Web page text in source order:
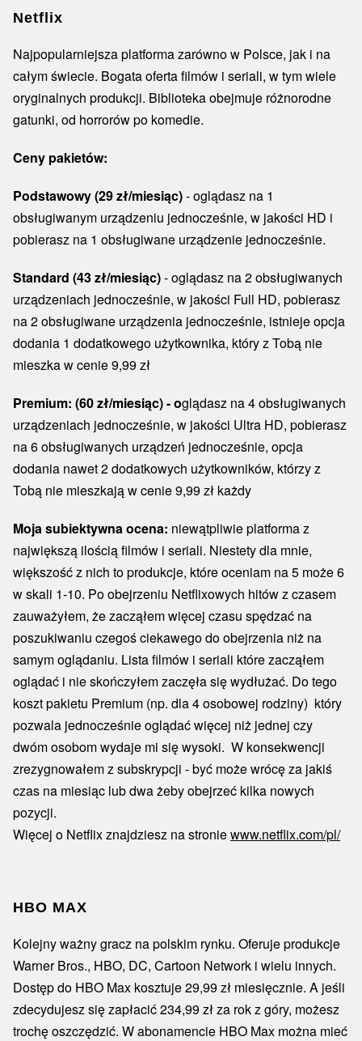
Netflix
Najpopularniejsza platforma zarówno w Polsce, jak i na
całym świecie. Bogata oferta filmów i seriali, w tym wiele
oryginalnych produkcji. Biblioteka obejmuje różnorodne
gatunki, od horrorów po komedie.
Ceny pakietów:
Podstawowy (29 zł/miesiąc)- oglądasz na 1
obsługiwanym urządzeniu jednocześnie, w jakości HD i
pobierasz na 1 obsługiwane urządzenie jednocześnie.
Standard (43 zł/miesiąc)- oglądasz na 2 obsługiwanych
urządzeniach jednocześnie, w jakości Full HD, pobierasz
na 2 obsługiwane urządzenia jednocześnie, istnieje opcja
dodania 1 dodatkowego użytkownika, który z Tobą nie
mieszka w cenie 9,99 zł
Premium: (60 zł/miesiąc) - oglądasz na 4 obsługiwanych
urządzeniach jednocześnie, w jakości Ultra HD, pobierasz
na 6 obsługiwanych urządzeń jednocześnie, opcja
dodania nawet 2 dodatkowych użytkowników, którzy z
Tobą nie mieszkają w cenie 9,99 zł każdy
Moja subiektywna ocena: niewątpliwieplatforma z
największą ilością filmów i seriali. Niestety dla mnie,
większość z nich to produkcje, które oceniam na 5 może 6
w skali 1-10. Po obejrzeniu Netflixowych hitów z czasem
zauważyłem, że zacząłem więcej czasu spędzać na
poszukiwaniu czegoś ciekawego do obejrzenia niż na
samym oglądaniu. Lista filmów i seriali które zacząłem
oglądać i nie skończyłem zaczęła się wydłużać. Do tego
koszt pakietu Premium (np. dla 4 osobowej rodziny) który
pozwala jednocześnie oglądać więcej niż jednej czy
dwóm osobom wydaje mi się wysoki. W konsekwencji
zrezygnowałem z subskrypcji - być może wrócę za jakiś
czas na miesiąc lub dwa żeby obejrzeć kilka nowych
pozycji.
Więcej o Netflix znajdziesz na stroniewww.netflix.com/pl/
HBO MAX
Kolejny ważny gracz na polskim rynku. Oferuje produkcje
Warner Bros., HBO, DC, Cartoon Network i wielu innych.
Dostęp do HBO Max kosztuje 29,99 zł miesięcznie. A jeśli
zdecydujesz się zapłacić 234,99 zł za rok z góry, możesz
trochę oszczędzić. W abonamencie HBO Max można mieć